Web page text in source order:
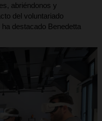
abriéndonos y
del voluntariado
destacado Benedetta